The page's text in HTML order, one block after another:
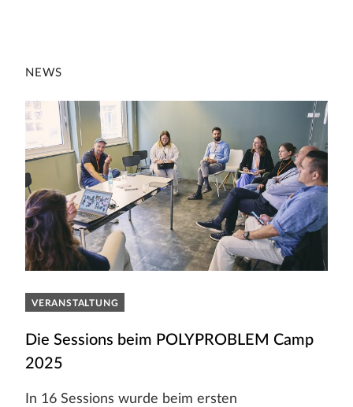
NEWS
VERANSTALTUNG
Die Sessions beim POLYPROBLEM Camp
2025
In 16 Sessions wurde beim ersten